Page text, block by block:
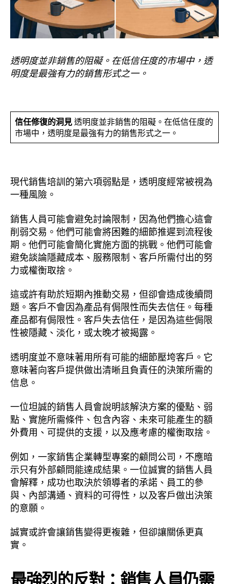
透明度並非銷售的阻礙。在低信任度的市場中，透
明度是最強有力的銷售形式之一。
信任修復的洞見透明度並非銷售的阻礙。在低信任度的
市場中，透明度是最強有力的銷售形式之一。
現代銷售培訓的第六項弱點是，透明度經常被視為
一種風險。
銷售人員可能會避免討論限制，因為他們擔心這會
削弱交易。他們可能會將困難的細節推遲到流程後
期。他們可能會簡化實施方面的挑戰。他們可能會
避免談論隱藏成本、服務限制、客戶所需付出的努
力或權衡取捨。
這或許有助於短期內推動交易，但卻會造成後續問
題。客戶不會因為產品有侷限性而失去信任。每種
產品都有侷限性。客戶失去信任，是因為這些侷限
性被隱藏、淡化，或太晚才被揭露。
透明度並不意味著用所有可能的細節壓垮客戶。它
意味著向客戶提供做出清晰且負責任的決策所需的
信息。
一位坦誠的銷售人員會說明該解決方案的優點、弱
點、實施所需條件、包含內容、未來可能產生的額
外費用、可提供的支援，以及應考慮的權衡取捨。
例如，一家銷售企業轉型專案的顧問公司，不應暗
示只有外部顧問能達成結果。一位誠實的銷售人員
會解釋，成功也取決於領導者的承諾、員工的參
與、內部溝通、資料的可得性，以及客戶做出決策
的意願。
誠實或許會讓銷售變得更複雜，但卻讓關係更真
實。
最強烈的反對：銷售人員仍需